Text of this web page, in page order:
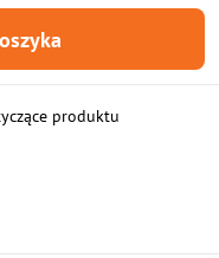
produktu